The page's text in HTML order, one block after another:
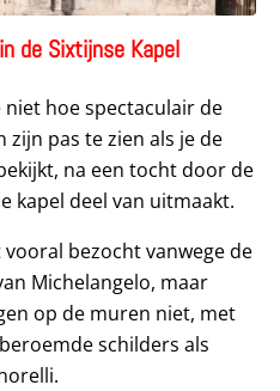
de Sixtijnse Kapel
hoe spectaculair de
zijn pas te zien als je de
na een tocht door de
kapel deel van uitmaakt.
bezocht vanwege de
Michelangelo, maar
op de muren niet, met
schilders als